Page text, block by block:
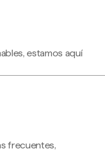
estamos aquí
frecuentes,